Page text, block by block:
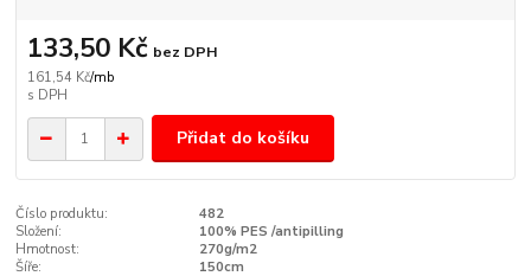
161,54 Kč/mb
133,50 Kč bez DPH
Přidat do košíku
Číslo produktu:
482
Složení:
100% PES /antipilling
Hmotnost:
270g/m2
Šíře:
150cm